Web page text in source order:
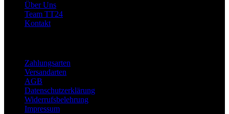
Über Uns
Team TT24
Kontakt
Zahlungsarten
Versandarten
AGB
Datenschutzerklärung
Widerrufsbelehrung
Impressum